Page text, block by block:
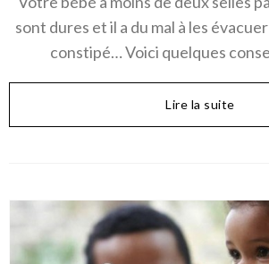
sont dures et il a du mal à les
constipé… Voici quelques
Lire la suite